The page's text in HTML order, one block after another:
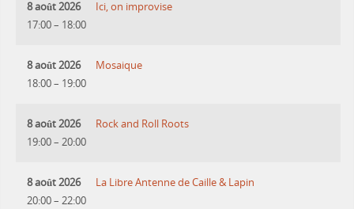
8 août 2026
17:00– 18:00
Ici, on improvise
8 août 2026
18:00– 19:00
Mosaique
8 août 2026
19:00– 20:00
Rock and Roll Roots
8 août 2026
20:00– 22:00
La Libre Antenne de Caille & Lapin